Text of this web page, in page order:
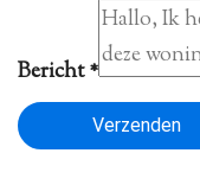
Bericht*
Verzenden